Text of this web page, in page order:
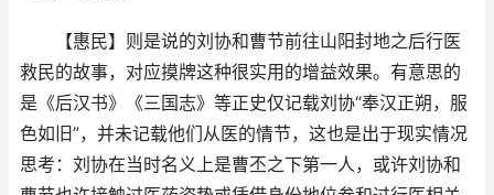
【惠民】则是说的刘协和曹节前往山阳封地之后行医
救民的故事，对应摸牌这种很实用的增益效果。有意思的
是《后汉书》《三国志》等正史仅记载刘协“奉汉正朔，服
色如旧”，并未记载他们从医的情节，这也是出于现实情况
思考：刘协在当时名义上是曹丕之下第一人，或许刘协和